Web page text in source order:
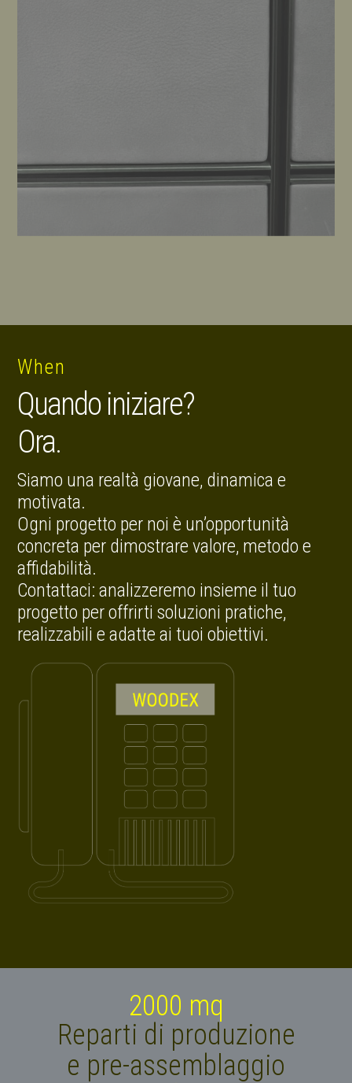
When
Quando iniziare?
Ora.
Siamo una realtà giovane, dinamica e
motivata.
Ogni progetto per noi è un’opportunità
concreta per dimostrare valore, metodo e
affidabilità.
Contattaci: analizzeremo insieme il tuo
progetto per offrirti soluzioni pratiche,
realizzabili e adatte ai tuoi obiettivi.
2000 mq
Reparti di produzione
e pre-assemblaggio